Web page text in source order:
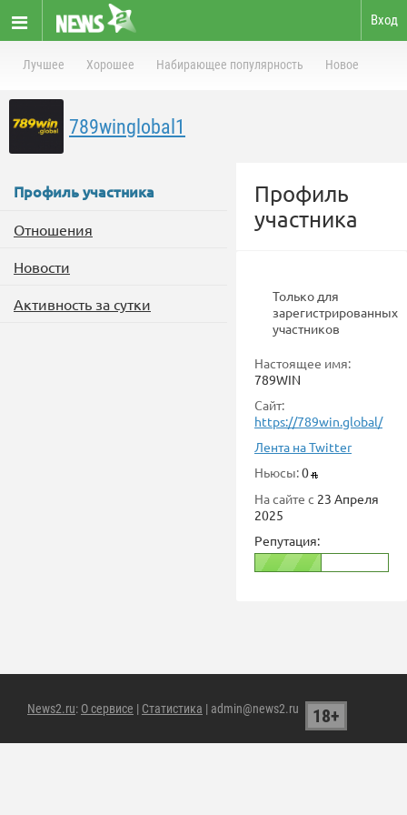
Вход
Лучшее Хорошее Набирающее популярность Новое
789winglobal1
Профиль участника
Отношения
Новости
Активность за сутки
Профиль
участника
Только для
зарегистрированных
участников
Настоящее имя:
789WIN
Сайт:
https://789win.global/
Лента на Twitter
Ньюсы:0
На сайте с 23 Апреля
2025
Репутация:
News2.ru: О сервисе | Статистика | admin@news2.ru 18+